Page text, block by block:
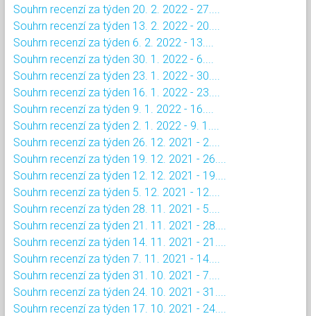
Souhrn recenzí za týden 20. 2. 2022 - 27....
Souhrn recenzí za týden 13. 2. 2022 - 20....
Souhrn recenzí za týden 6. 2. 2022 - 13....
Souhrn recenzí za týden 30. 1. 2022 - 6....
Souhrn recenzí za týden 23. 1. 2022 - 30....
Souhrn recenzí za týden 16. 1. 2022 - 23....
Souhrn recenzí za týden 9. 1. 2022 - 16....
Souhrn recenzí za týden 2. 1. 2022 - 9. 1....
Souhrn recenzí za týden 26. 12. 2021 - 2....
Souhrn recenzí za týden 19. 12. 2021 - 26....
Souhrn recenzí za týden 12. 12. 2021 - 19....
Souhrn recenzí za týden 5. 12. 2021 - 12....
Souhrn recenzí za týden 28. 11. 2021 - 5....
Souhrn recenzí za týden 21. 11. 2021 - 28....
Souhrn recenzí za týden 14. 11. 2021 - 21....
Souhrn recenzí za týden 7. 11. 2021 - 14....
Souhrn recenzí za týden 31. 10. 2021 - 7....
Souhrn recenzí za týden 24. 10. 2021 - 31....
Souhrn recenzí za týden 17. 10. 2021 - 24....